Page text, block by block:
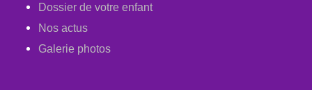
Dossier de votre enfant
Nos actus
Galerie photos